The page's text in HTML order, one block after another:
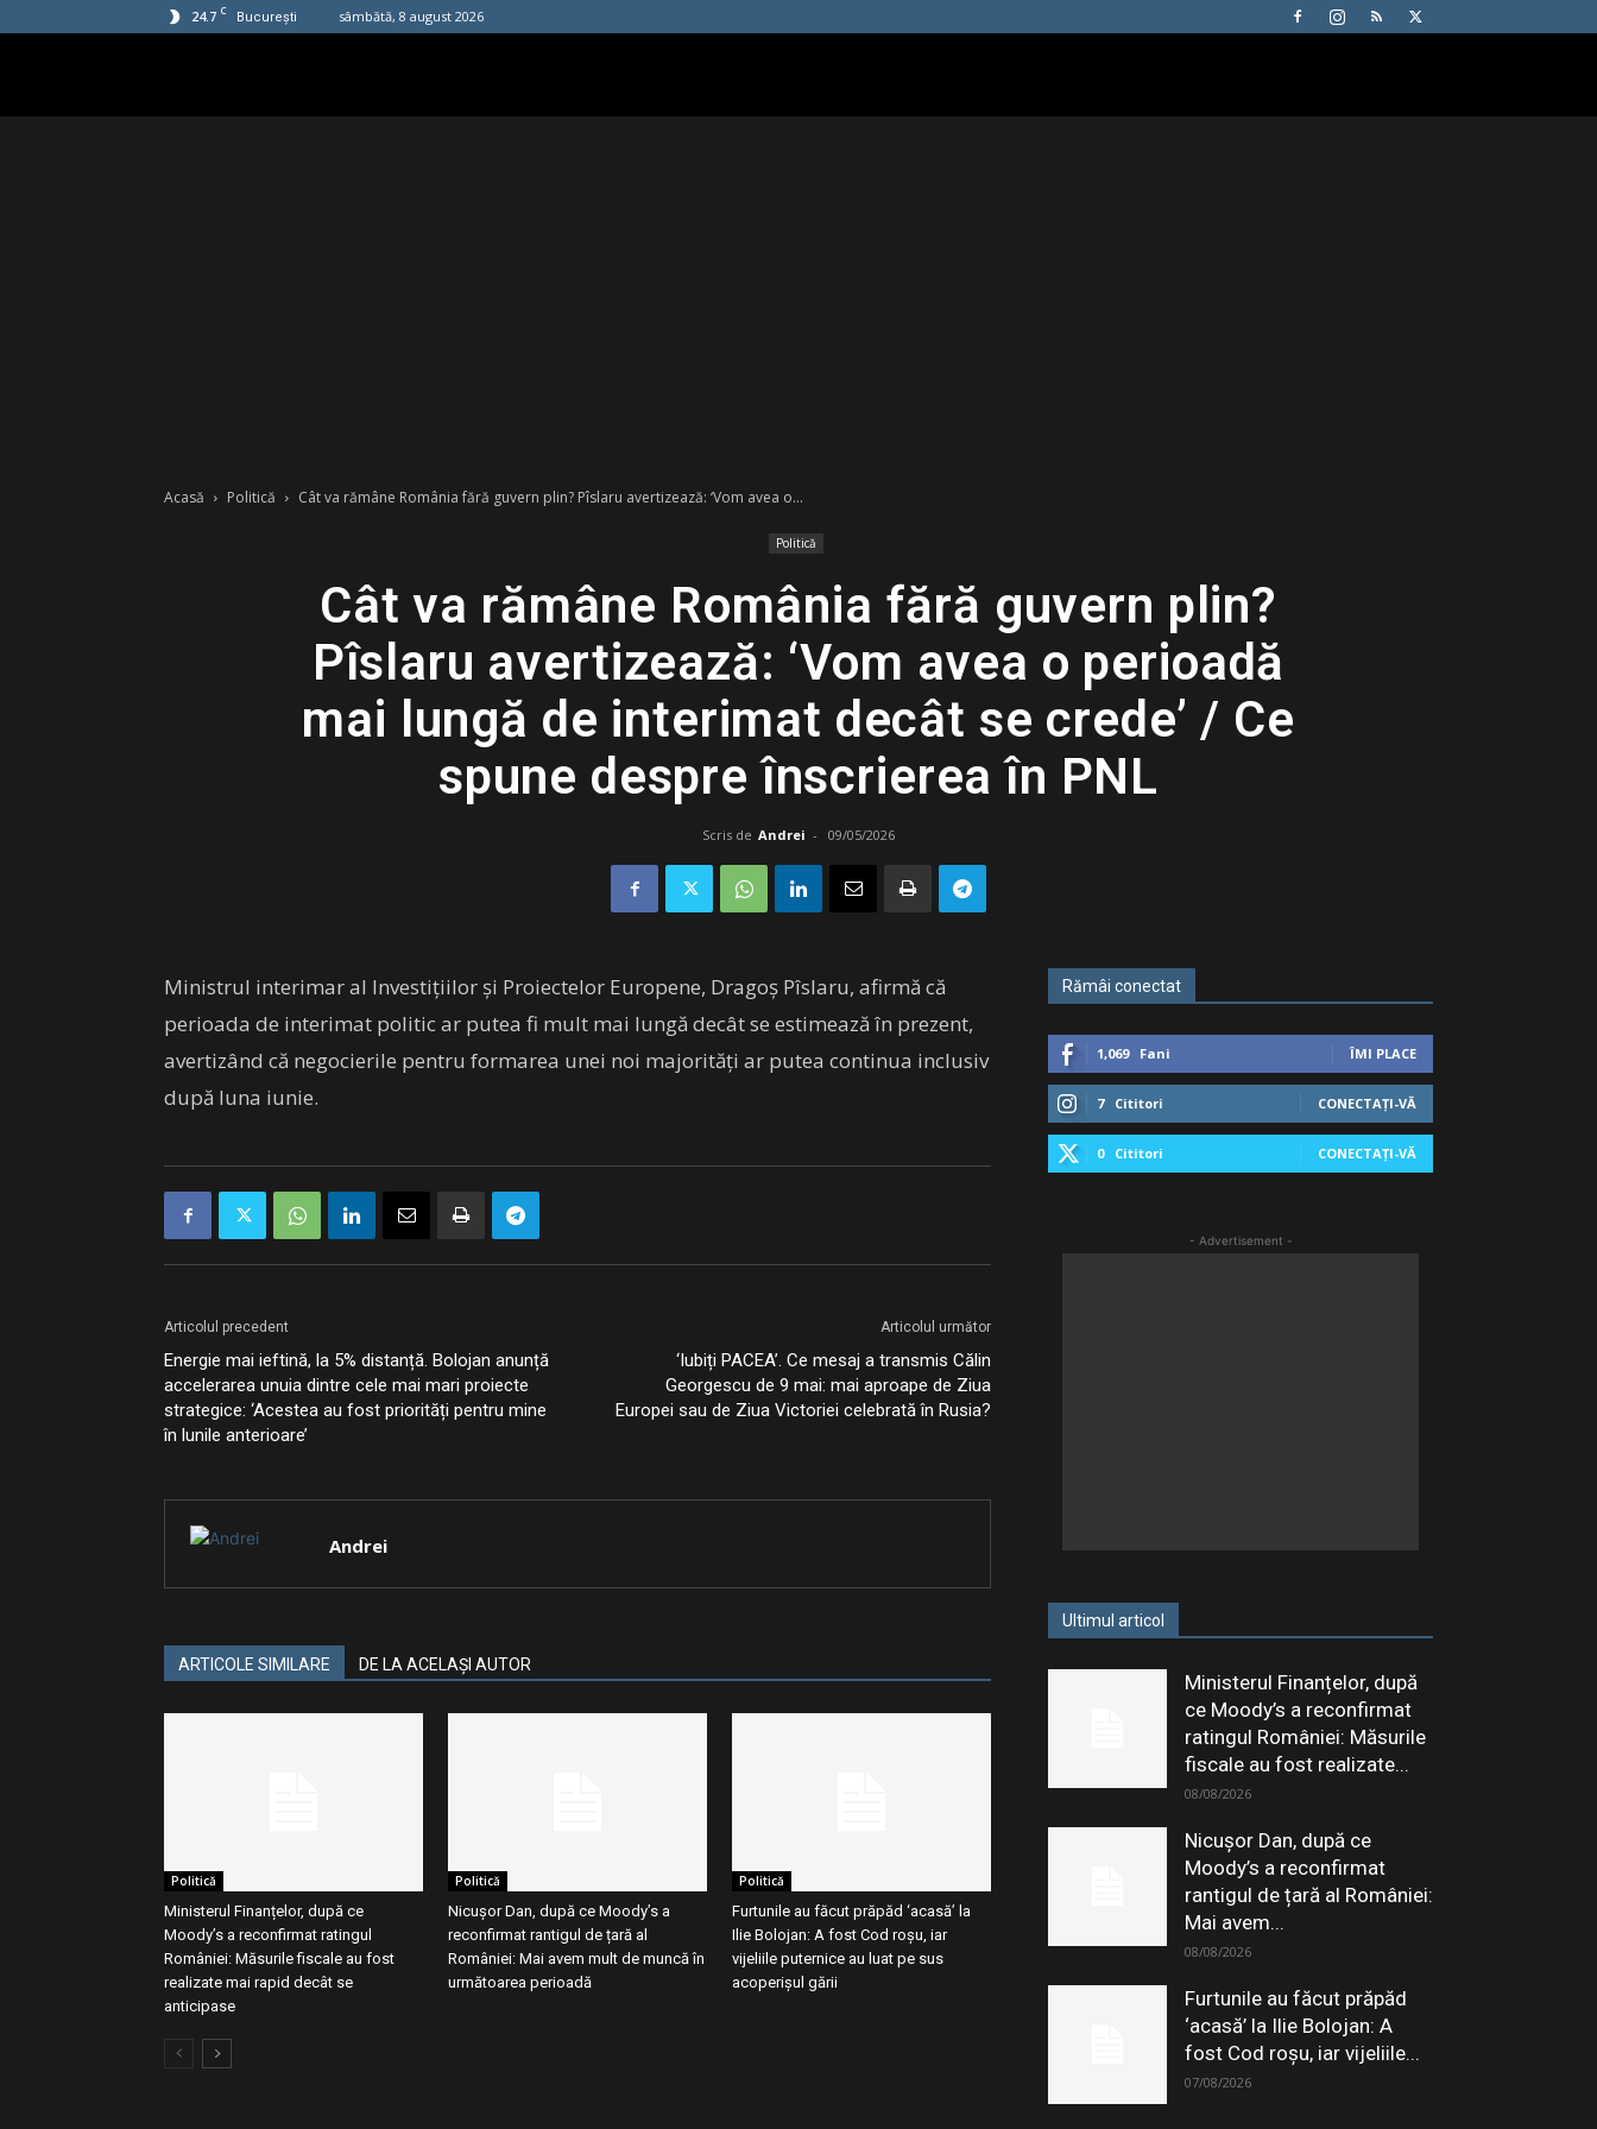
24.7 C București sâmbătă, 8 august 2026
Acasă Politică Cât va rămâne România fără guvern plin? Pîslaru avertizează: ‘Vom avea o...
Politică
Cât va rămâne România fără guvern plin?
Pîslaru avertizează: ‘Vom avea o perioadă
mai lungă de interimat decât se crede’ / Ce
spune despre înscrierea în PNL
Scris de Andrei - 09/05/2026
Ministrul interimar al Investiţiilor şi Proiectelor Europene, Dragoş Pîslaru, afirmă că
perioada de interimat politic ar putea fi mult mai lungă decât se estimează în prezent,
avertizând că negocierile pentru formarea unei noi majorităţi ar putea continua inclusiv
după luna iunie.
Articolul precedent
Energie mai ieftină, la 5% distanță. Bolojan anunță
accelerarea unuia dintre cele mai mari proiecte
strategice: ‘Acestea au fost priorități pentru mine
în lunile anterioare’
Articolul următor
‘Iubiți PACEA’. Ce mesaj a transmis Călin
Georgescu de 9 mai: mai aproape de Ziua
Europei sau de Ziua Victoriei celebrată în Rusia?
Andrei
ARTICOLE SIMILARE DE LA ACELAȘI AUTOR
Politică
Ministerul Finanțelor, după ce
Moody’s a reconfirmat ratingul
României: Măsurile fiscale au fost
realizate mai rapid decât se
anticipase
Politică
Nicușor Dan, după ce Moody’s a
reconfirmat rantigul de țară al
României: Mai avem mult de muncă în
următoarea perioadă
Politică
Furtunile au făcut prăpăd ‘acasă’ la
Ilie Bolojan: A fost Cod roșu, iar
vijeliile puternice au luat pe sus
acoperișul gării
Rămâi conectat
1,069 Fani ÎMI PLACE
7 Cititori CONECTAȚI-VĂ
0 Cititori CONECTAȚI-VĂ
- Advertisement -
Ultimul articol
Ministerul Finanțelor, după
ce Moody’s a reconfirmat
ratingul României: Măsurile
fiscale au fost realizate...
08/08/2026
Nicușor Dan, după ce
Moody’s a reconfirmat
rantigul de țară al României:
Mai avem...
08/08/2026
Furtunile au făcut prăpăd
‘acasă’ la Ilie Bolojan: A
fost Cod roșu, iar vijeliile...
07/08/2026